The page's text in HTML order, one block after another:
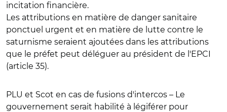
incitation financière.
Les attributions en matière de danger sanitaire
ponctuel urgent et en matière de lutte contre le
saturnisme seraient ajoutées dans les attributions
que le préfet peut déléguer au président de l'EPCI
(article 35).
PLU et Scot en cas de fusions d'intercos – Le
gouvernement serait habilité à légiférer pour